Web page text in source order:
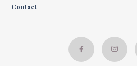
Contact